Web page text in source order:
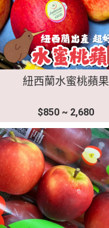
紐西蘭水蜜桃蘋果
$850 ~ 2,680